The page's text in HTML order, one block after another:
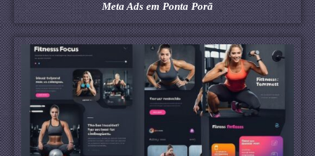
Meta Ads em Ponta Porã